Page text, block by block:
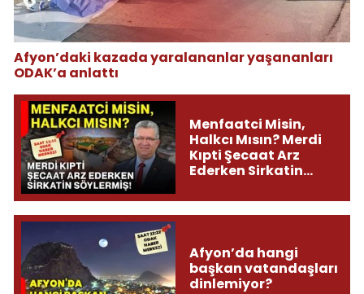
Afyon’daki kazada yaralananlar yaşananları
ODAK’a anlattı
Menfaatci Misin,
Halkcı Mısın? Merdi
Kıpti Şecaat Arz
Ederken Sirkatin
Afyon’da hangi
başkan vatandaşları
dinlemiyor?